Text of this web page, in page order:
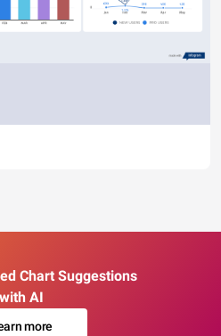
Chart Suggestions
with AI
more